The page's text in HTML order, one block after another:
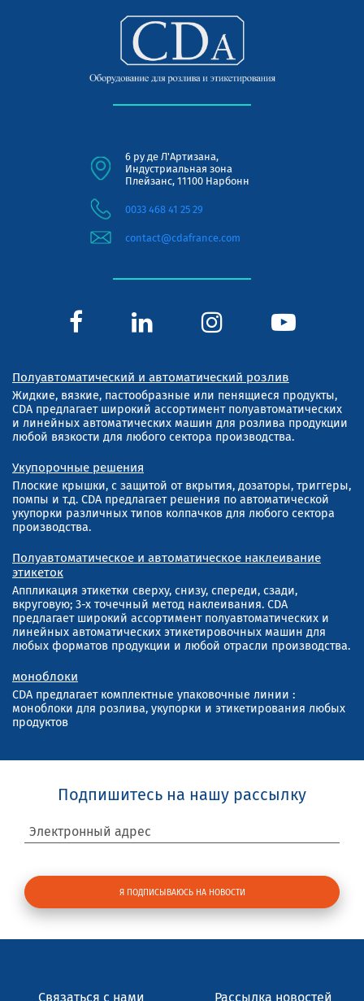
6 ру де Л'Артизана,
Индустриальная зона
Плейзанс, 11100 Нарбонн
0033 468 41 25 29
contact@cdafrance.com
Полуавтоматический и автоматический розлив
Жидкие, вязкие, пастообразные или пенящиеся продукты,
CDA предлагает широкий ассортимент полуавтоматических
и линейных автоматических машин для розлива продукции
любой вязкости для любого сектора производства.
Укупорочные решения
Плоские крышки, с защитой от вкрытия, дозаторы, триггеры,
помпы и т.д. CDA предлагает решения по автоматической
укупорки различных типов колпачков для любого сектора
производства.
Полуавтоматическое и автоматическое наклеивание
этикеток
Аппликация этикетки сверху, снизу, спереди, сзади,
вкруговую; 3-х точечный метод наклеивания. CDA
предлагает широкий ассортимент полуавтоматических и
линейных автоматических этикетировочных машин для
любых форматов продукции и любой отрасли производства.
моноблоки
CDA предлагает комплектные упаковочные линии :
моноблоки для розлива, укупорки и этикетирования любых
продуктов
Подпишитесь на нашу рассылку
Электронный адрес
Связаться с нами Рассылка новостей